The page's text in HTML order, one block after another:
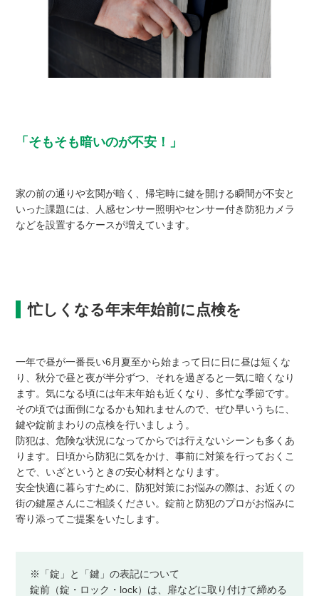
「そもそも暗いのが不安！」
家の前の通りや玄関が暗く、帰宅時に鍵を開ける瞬間が不安と
いった課題には、人感センサー照明やセンサー付き防犯カメラ
などを設置するケースが増えています。
忙しくなる年末年始前に点検を
一年で昼が一番長い6月夏至から始まって日に日に昼は短くな
り、秋分で昼と夜が半分ずつ、それを過ぎると一気に暗くなり
ます。気になる頃には年末年始も近くなり、多忙な季節です。
その頃では面倒になるかも知れませんので、ぜひ早いうちに、
鍵や錠前まわりの点検を行いましょう。
防犯は、危険な状況になってからでは行えないシーンも多くあ
ります。日頃から防犯に気をかけ、事前に対策を行っておくこ
とで、いざというときの安心材料となります。
安全快適に暮らすために、防犯対策にお悩みの際は、お近くの
街の鍵屋さんにご相談ください。錠前と防犯のプロがお悩みに
寄り添ってご提案をいたします。
※「錠」と「鍵」の表記について
錠前（錠・ロック・lock）は、扉などに取り付けて締める